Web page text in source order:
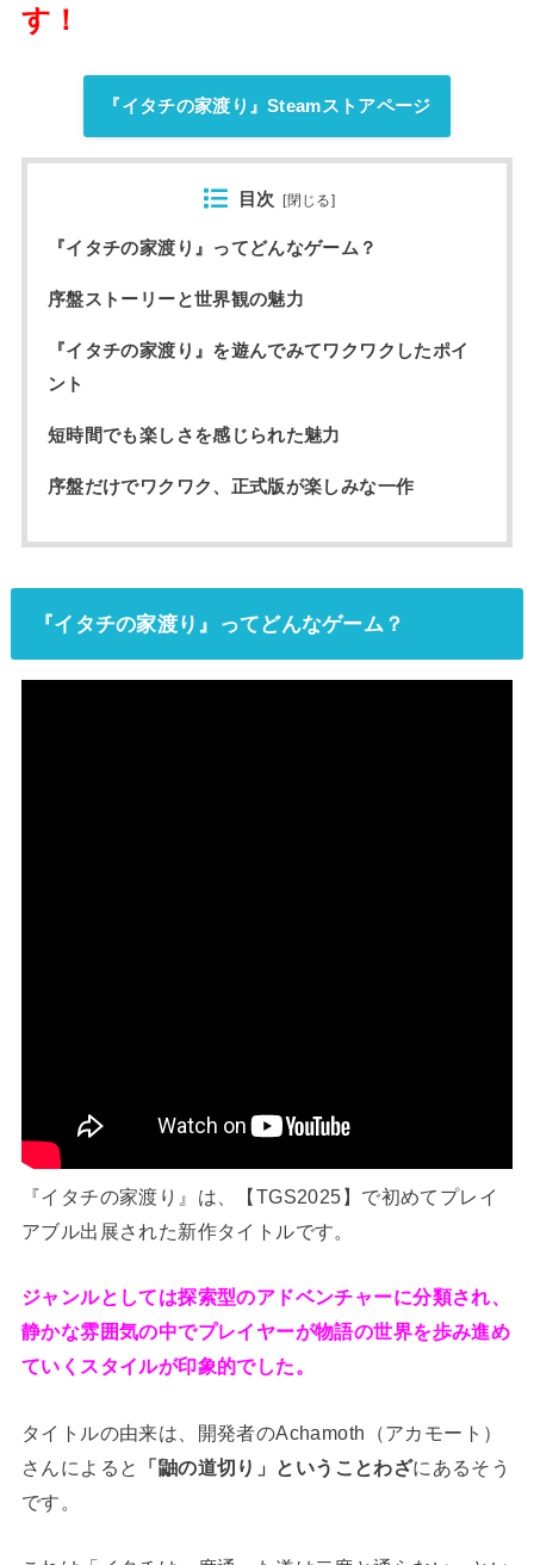
す！
『イタチの家渡り』Steamストアページ
目次 [閉じる]
『イタチの家渡り』ってどんなゲーム？
序盤ストーリーと世界観の魅力
『イタチの家渡り』を遊んでみてワクワクしたポイ
ント
短時間でも楽しさを感じられた魅力
序盤だけでワクワク、正式版が楽しみな一作
『イタチの家渡り』ってどんなゲーム？
『イタチの家渡り』は、【TGS2025】で初めてプレイ
アブル出展された新作タイトルです。
ジャンルとしては探索型のアドベンチャーに分類され、
静かな雰囲気の中でプレイヤーが物語の世界を歩み進め
ていくスタイルが印象的でした。
タイトルの由来は、開発者のAchamoth（アカモート）
さんによると
「鼬の道切り」ということわざにあるそう
です。